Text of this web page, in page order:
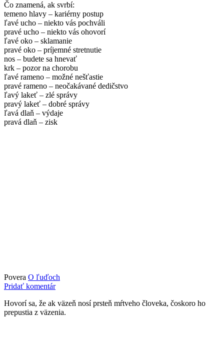
Čo znamená, ak svrbí:
temeno hlavy – kariérny postup
ľavé ucho – niekto vás pochváli
pravé ucho – niekto vás ohovorí
ľavé oko – sklamanie
pravé oko – príjemné stretnutie
nos – budete sa hnevať
krk – pozor na chorobu
ľavé rameno – možné nešťastie
pravé rameno – neočakávané dedičstvo
ľavý lakeť – zlé správy
pravý lakeť – dobré správy
ľavá dlaň – výdaje
pravá dlaň – zisk
Povera O ľuďoch
Pridať komentár
Hovorí sa, že ak väzeň nosí prsteň mŕtveho človeka, čoskoro ho
prepustia z väzenia.